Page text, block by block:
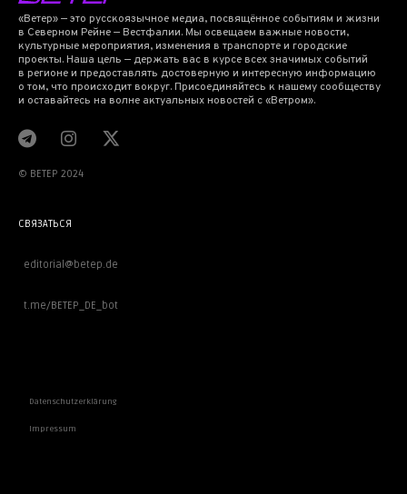
«Ветер» — это русскоязычное медиа, посвящённое событиям и жизни
в Северном Рейне — Вестфалии. Мы освещаем важные новости,
культурные мероприятия, изменения в транспорте и городские
проекты. Наша цель — держать вас в курсе всех значимых событий
в регионе и предоставлять достоверную и интересную информацию
о том, что происходит вокруг. Присоединяйтесь к нашему сообществу
и оставайтесь на волне актуальных новостей с «Ветром».
© BETEP 2024
СВЯЗАТЬСЯ
editorial@betep.de
t.me/BETEP_DE_bot
Datenschutzerklärung
Impressum